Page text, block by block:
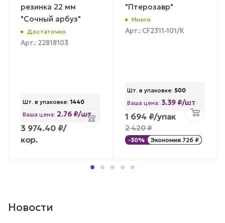
резинка 22 мм
"Сочный арбуз"
Достаточно
Арт.: 22818103
Шт. в упаковке: 1440
Ваша цена: 2.76 ₽/шт
3 974.40 ₽/
кор.
"Птерозавр"
Много
Арт.: CF2311-101/К
Шт. в упаковке: 500
Ваша цена: 3.39 ₽/шт
1 694 ₽/упак
2 420₽
-30% Экономия 726 ₽
Новости